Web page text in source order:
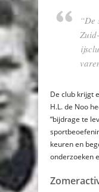
“De
De club krijgt
H.L. de Noo
“bijdrage te
keuren en
onderzoeken